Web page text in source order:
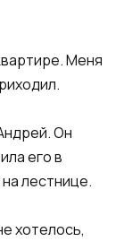
Меня
Он
его в
лестнице.​
хотелось,